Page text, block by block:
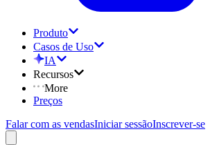
Produto
Casos de Uso
IA
Recursos
More
Preços
Falar com as vendasIniciar sessãoInscrever-se